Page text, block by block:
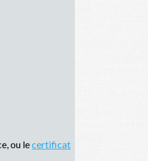
ou lecertificat